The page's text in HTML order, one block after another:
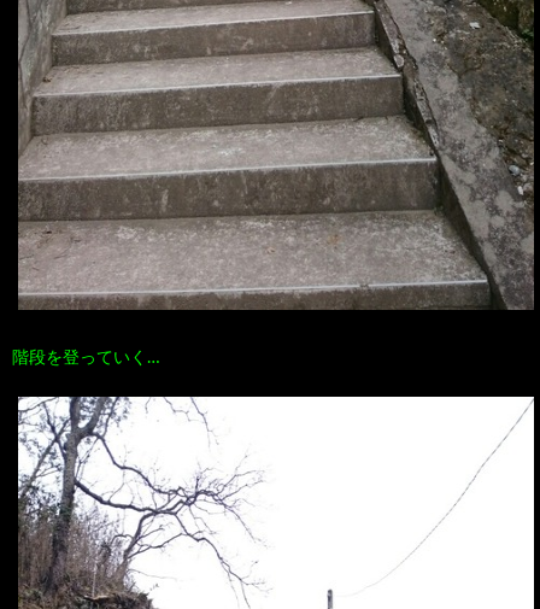
階段を登っていく…